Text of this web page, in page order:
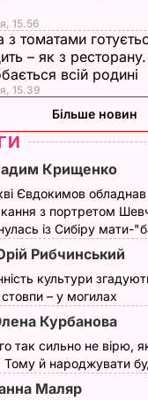
15.56
з томатами
– як з
всій родині
15.39
Більше новин
Крищенко
Євдокимов обладнав
з портретом
із Сибіру мати-
Рибчинський
культури
стовпи – у могилах
Курбанова
так сильно не вірю,
Тому й народжувати
Маляр